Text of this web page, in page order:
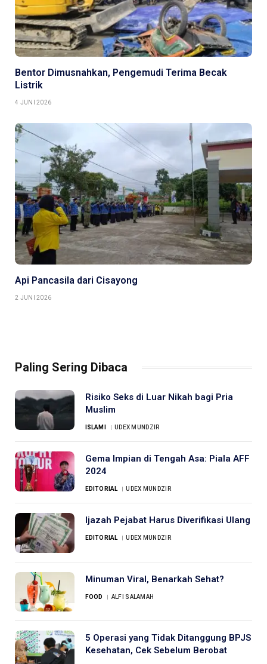
Bentor Dimusnahkan, Pengemudi Terima Becak
Listrik
4 JUNI 2026
Api Pancasila dari Cisayong
2 JUNI 2026
Paling Sering Dibaca
Risiko Seks di Luar Nikah bagi Pria
Muslim
ISLAMI UDEX MUNDZIR
Gema Impian di Tengah Asa: Piala AFF
2024
EDITORIAL UDEX MUNDZIR
Ijazah Pejabat Harus Diverifikasi Ulang
EDITORIAL UDEX MUNDZIR
Minuman Viral, Benarkah Sehat?
FOOD ALFI SALAMAH
5 Operasi yang Tidak Ditanggung BPJS
Kesehatan, Cek Sebelum Berobat